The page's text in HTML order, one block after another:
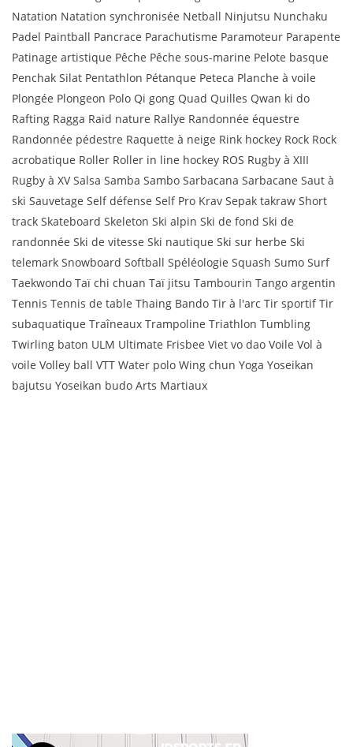
Natation Natation synchronisée Netball Ninjutsu Nunchaku
Padel Paintball Pancrace Parachutisme Paramoteur Parapente
Patinage artistique Pêche Pêche sous-marine Pelote basque
Penchak Silat Pentathlon Pétanque Peteca Planche à voile
Plongée Plongeon Polo Qi gong Quad Quilles Qwan ki do
Rafting Ragga Raid nature Rallye Randonnée équestre
Randonnée pédestre Raquette à neige Rink hockey Rock Rock
acrobatique Roller Roller in line hockey ROS Rugby à XIII
Rugby à XV Salsa Samba Sambo Sarbacana Sarbacane Saut à
ski Sauvetage Self défense Self Pro Krav Sepak takraw Short
track Skateboard Skeleton Ski alpin Ski de fond Ski de
randonnée Ski de vitesse Ski nautique Ski sur herbe Ski
telemark Snowboard Softball Spéléologie Squash Sumo Surf
Taekwondo Taï chi chuan Taï jitsu Tambourin Tango argentin
Tennis Tennis de table Thaing Bando Tir à l'arc Tir sportif Tir
subaquatique Traîneaux Trampoline Triathlon Tumbling
Twirling baton ULM Ultimate Frisbee Viet vo dao Voile Vol à
voile Volley ball VTT Water polo Wing chun Yoga Yoseikan
bajutsu Yoseikan budo Arts Martiaux